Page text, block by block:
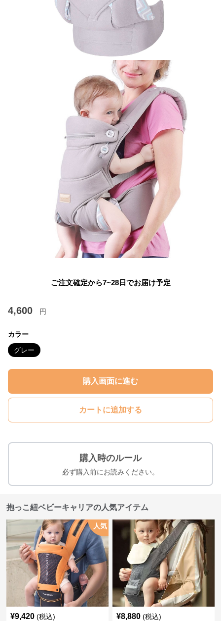
ご注文確定から7~28日でお届け予定
4,600 円
カラー
グレー
購入画面に進む
カートに追加する
購入時のルール
必ず購入前にお読みください。
抱っこ紐ベビーキャリアの人気アイテム
人気
¥9,420 (税込) ¥8,880 (税込)